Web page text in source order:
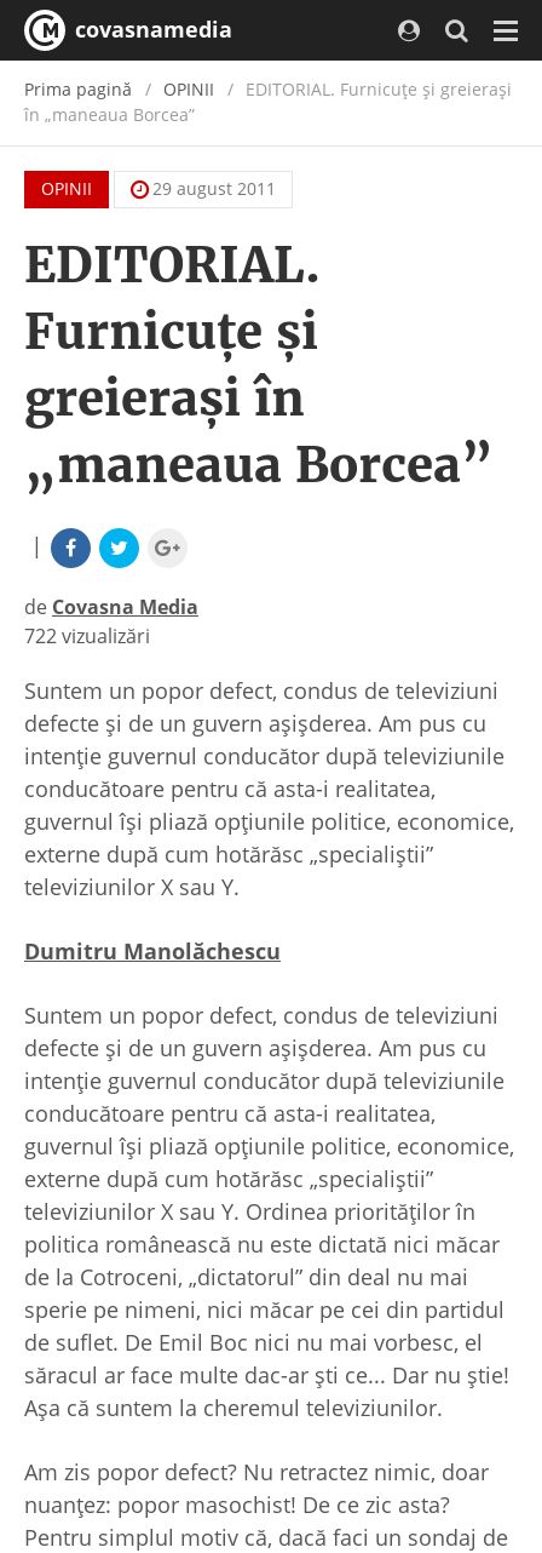
covasnamedia
Prima pagină OPINII
EDITORIAL. Furnicuţe şi greieraşi
în „maneaua Borcea”
OPINII 29 august 2011
EDITORIAL.
Furnicuţe şi
greieraşi în
„maneaua Borcea”
|
de Covasna Media
|
722 vizualizări
Suntem un popor defect, condus de televiziuni
defecte şi de un guvern aşişderea. Am pus cu
intenţie guvernul conducător după televiziunile
conducătoare pentru că asta-i realitatea,
guvernul îşi pliază opţiunile politice, economice,
externe după cum hotărăsc „specialiştii”
televiziunilor X sau Y.
Dumitru Manolăchescu
Suntem un popor defect, condus de televiziuni
defecte şi de un guvern aşişderea. Am pus cu
intenţie guvernul conducător după televiziunile
conducătoare pentru că asta-i realitatea,
guvernul îşi pliază opţiunile politice, economice,
externe după cum hotărăsc „specialiştii”
televiziunilor X sau Y. Ordinea priorităţilor în
politica românească nu este dictată nici măcar
de la Cotroceni, „dictatorul” din deal nu mai
sperie pe nimeni, nici măcar pe cei din partidul
de suflet. De Emil Boc nici nu mai vorbesc, el
săracul ar face multe dac-ar şti ce... Dar nu ştie!
Aşa că suntem la cheremul televiziunilor.
Am zis popor defect? Nu retractez nimic, doar
nuanţez: popor masochist! De ce zic asta?
Pentru simplul motiv că, dacă faci un sondaj de